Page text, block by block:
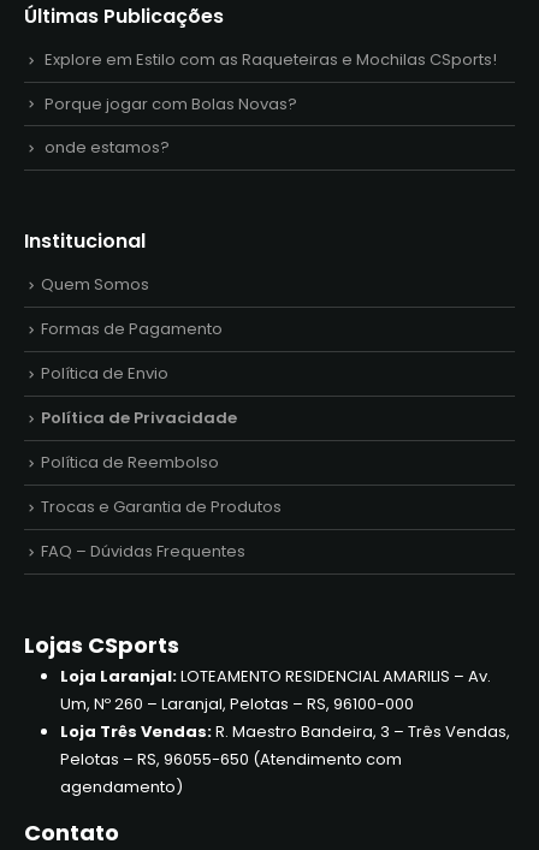
Últimas Publicações
Explore em Estilo com as Raqueteiras e Mochilas CSports!
Porque jogar com Bolas Novas?
onde estamos?
Institucional
Quem Somos
Formas de Pagamento
Política de Envio
Política de Privacidade
Política de Reembolso
Trocas e Garantia de Produtos
FAQ – Dúvidas Frequentes
Lojas CSports
Loja Laranjal:LOTEAMENTO RESIDENCIAL AMARILIS – Av.
Um, Nº 260 – Laranjal, Pelotas – RS, 96100-000
Loja Três Vendas:R. Maestro Bandeira, 3 – Três Vendas,
Pelotas – RS, 96055-650 (Atendimento com
agendamento)
Contato